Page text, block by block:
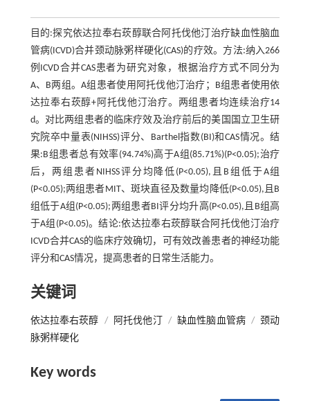
目的:探究依达拉奉右莰醇联合阿托伐他汀治疗缺血性脑血
管病(ICVD)合并颈动脉粥样硬化(CAS)的疗效。方法:纳入266
例ICVD合并CAS患者为研究对象，根据治疗方式不同分为
A、B两组。A组患者使用阿托伐他汀治疗；B组患者使用依
达拉奉右莰醇+阿托伐他汀治疗。两组患者均连续治疗14
d。对比两组患者的临床疗效及治疗前后的美国国立卫生研
究院卒中量表(NIHSS)评分、Barthel指数(BI)和CAS情况。结
果:B组患者总有效率(94.74%)高于A组(85.71%)(P<0.05);治疗
后，两组患者NIHSS评分均降低(P<0.05),且B组低于A组
(P<0.05);两组患者MIT、斑块直径及数量均降低(P<0.05),且B
组低于A组(P<0.05);两组患者BI评分均升高(P<0.05),且B组高
于A组(P<0.05)。结论:依达拉奉右莰醇联合阿托伐他汀治疗
ICVD合并CAS的临床疗效确切，可有效改善患者的神经功能
评分和CAS情况，提高患者的日常生活能力。
关键词
依达拉奉右莰醇 / 阿托伐他汀 / 缺血性脑血管病 / 颈动
脉粥样硬化
Key words